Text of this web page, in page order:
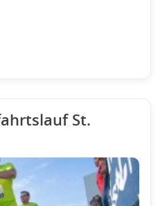
St.